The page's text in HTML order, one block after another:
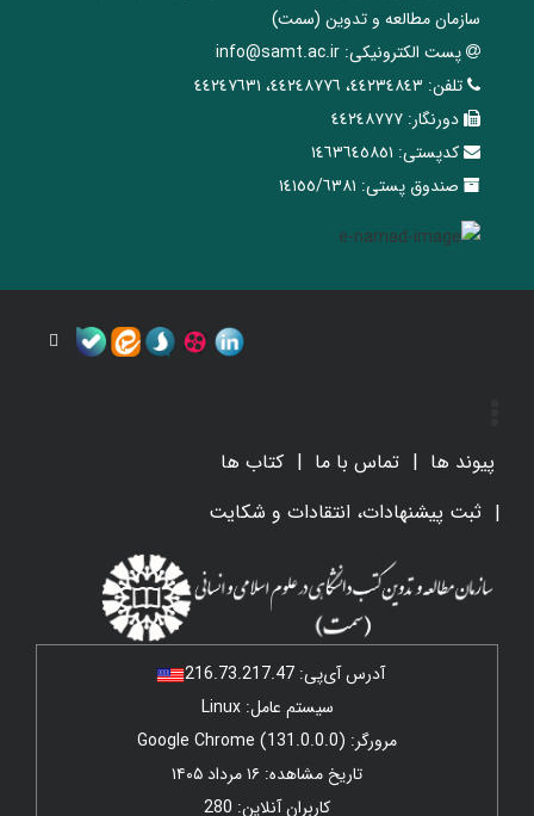
سازمان مطالعه و تدوین‌ (سمت)
پست الکترونیکی: info@samt.ac.ir
تلفن: ٤٤٢٣٤٨٤٣، ٤٤٢٤٨٧٧٦، ٤٤٢٤٧٦٣١
دورنگار: ٤٤٢٤٨٧٧٧
کدپستی: ١٤٦٣٦٤٥٨٥١
صندوق پستی: ١٤١٥٥/٦٣٨١
پیوند ها تماس با ما
کتاب ها
ثبت پیشنهادات، انتقادات و شکایت
آدرس آی‌پی: 216.73.217.47
سیستم عامل: Linux
مرورگر: Google Chrome (131.0.0.0)
تاریخ مشاهده: ۱۶ مرداد ۱۴۰۵
کاربران آنلاین: 280